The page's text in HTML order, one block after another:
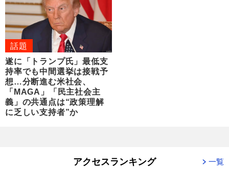
話題
遂に「トランプ氏」最低支
持率でも中間選挙は接戦予
想…分断進む米社会、
「MAGA」「民主社会主
義」の共通点は“政策理解
に乏しい支持者”か
アクセスランキング 一覧